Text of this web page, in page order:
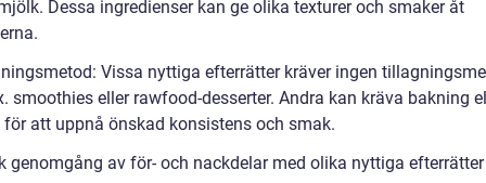
Dessa ingredienser kan ge olika texturer och smaker åt
Vissa nyttiga efterrätter kräver ingen
smoothies eller rawfood-desserter. Andra kan kräva bakning
att uppnå önskad konsistens och smak.
genomgång av för- och nackdelar med olika nyttiga efterrätter